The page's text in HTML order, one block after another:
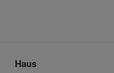
Haus